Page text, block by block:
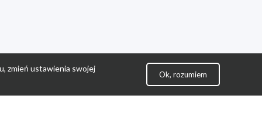
zmień ustawienia swojej
Ok, rozumiem